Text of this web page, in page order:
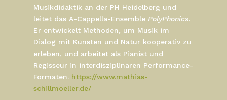
Musikdidaktik an der PH Heidelberg und
leitet das A-Cappella-Ensemble PolyPhonics.
Er entwickelt Methoden, um Musik im
Dialog mit Künsten und Natur kooperativ zu
erleben, und arbeitet als Pianist und
Regisseur in interdisziplinären Performance-
Formaten. https://www.mathias-
schillmoeller.de/